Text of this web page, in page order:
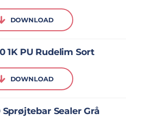
DOWNLOAD
1K PU Rudelim Sort
DOWNLOAD
Sprøjtebar Sealer Grå